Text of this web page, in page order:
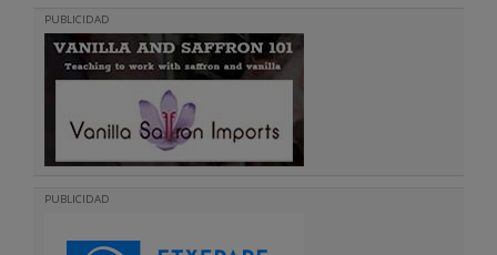
PUBLICIDAD
PUBLICIDAD